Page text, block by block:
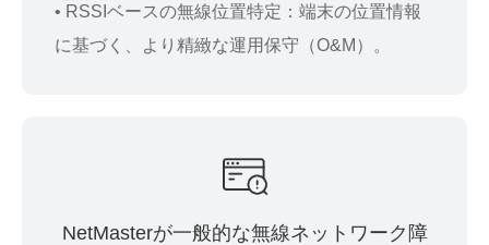
• RSSIベースの無線位置特定：端末の位置情報
に基づく、より精緻な運用保守（O&M）。
NetMasterが一般的な無線ネットワーク障